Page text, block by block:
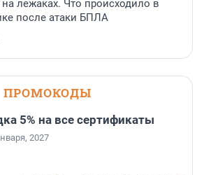
лежаках. Что происходило в
после атаки БПЛА
ПРОМОКОДЫ
5% на все сертификаты
2027